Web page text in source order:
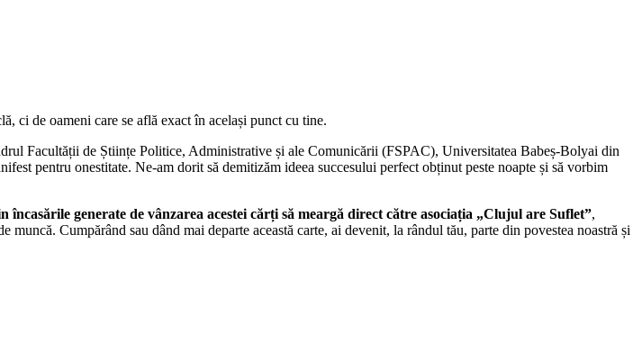
ci de oameni care se află exact în același punct cu tine.
Facultății de Științe Politice, Administrative și ale Comunicării (FSPAC), Universitatea Babeș-Bolyai din
pentru onestitate. Ne-am dorit să demitizăm ideea succesului perfect obținut peste noapte și să vorbim
încasările generate de vânzarea acestei cărți să meargă direct către asociația „Clujul are Suflet”,
Cumpărând sau dând mai departe această carte, ai devenit, la rândul tău, parte din povestea noastră și